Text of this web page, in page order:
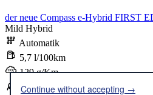
der neue Compass e-Hybrid FIRST
Mild Hybrid
Automatik
5,7 l/100km
129 g/Km
D
Continue without accepting →